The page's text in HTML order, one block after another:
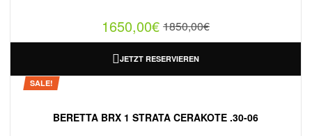
1850,00€
1650,00€
JETZT RESERVIEREN
SALE!
BERETTA BRX 1 STRATA CERAKOTE .30-06